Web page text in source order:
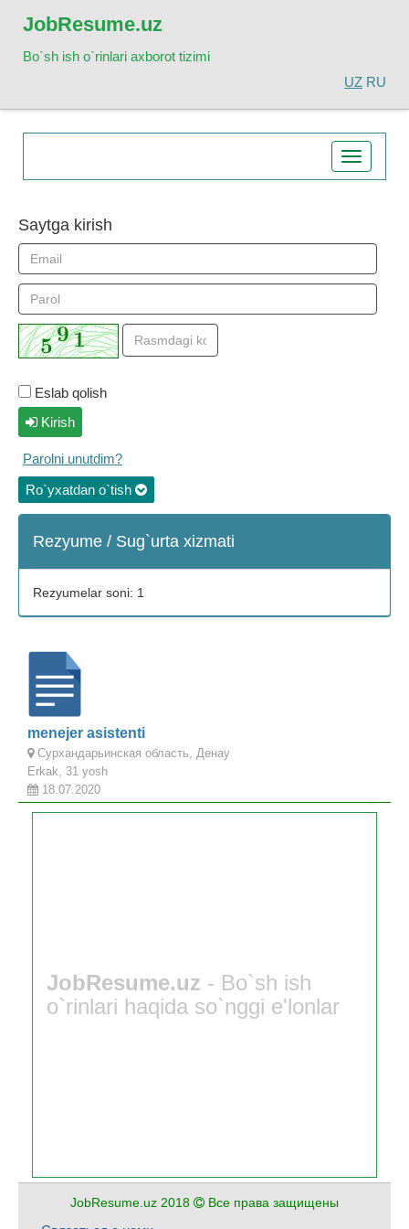
JobResume.uz
Bo`sh ish o`rinlari axborot tizimi
UZ RU
Toggle
navigation
Saytga kirish
Eslab qolish
Kirish
Parolni unutdim?
Ro`yxatdan o`tish
Rezyume / Sug`urta xizmati
Rezyumelar soni: 1
menejer asistenti
Сурхандарьинская область, Денау
Erkak, 31 yosh
18.07.2020
JobResume.uz - Bo`sh ish
o`rinlari haqida so`nggi e'lonlar
JobResume.uz 2018 Все права защищены